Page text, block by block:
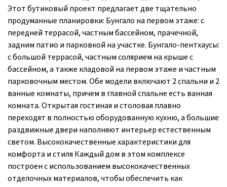
Этот бутиковый проект предлагает две тщательно
продуманные планировки: Бунгало на первом этаже: с
передней террасой, частным бассейном, прачечной,
задним патио и парковкой на участке. Бунгало-пентхаусы:
с большой террасой, частным солярием на крыше с
бассейном, а также кладовой на первом этаже и частным
парковочным местом. Обе модели включают 2 спальни и 2
ванные комнаты, причем в главной спальне есть ванная
комната. Открытая гостиная и столовая плавно
переходят в полностью оборудованную кухню, а большие
раздвижные двери наполняют интерьер естественным
светом. Высококачественные характеристики для
комфорта и стиля Каждый дом в этом комплексе
построен с использованием высококачественных
отделочных материалов, чтобы обеспечить как